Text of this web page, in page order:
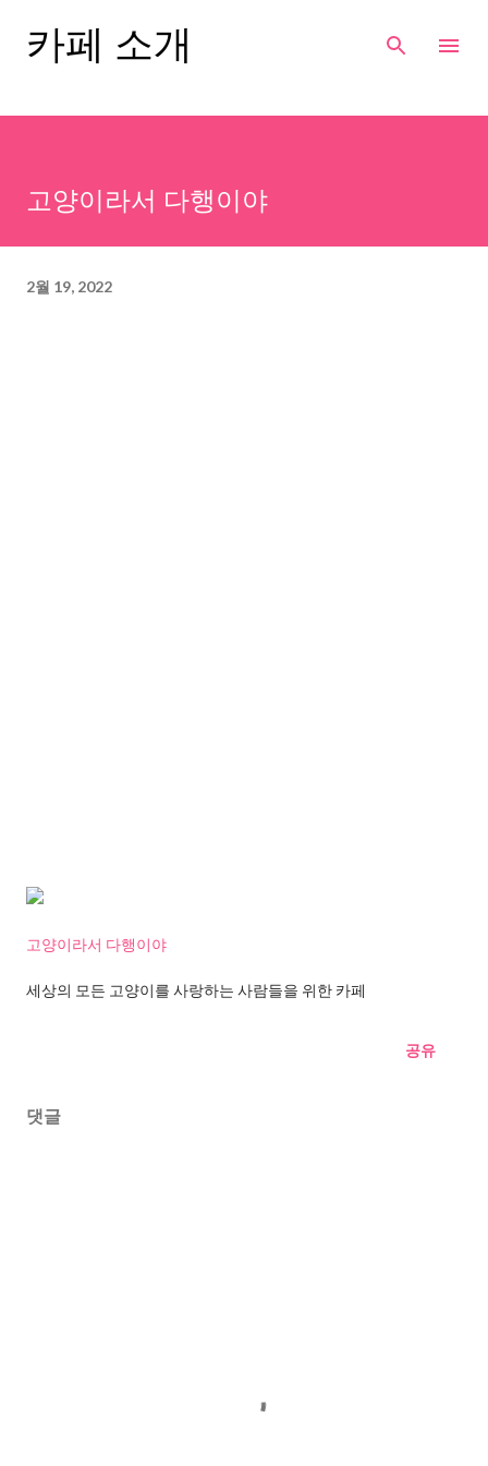
기본 콘텐츠로 건너뛰기
카페 소개
고양이라서 다행이야
2월 19, 2022
고양이라서 다행이야
세상의 모든 고양이를 사랑하는 사람들을 위한 카페
공유
댓글